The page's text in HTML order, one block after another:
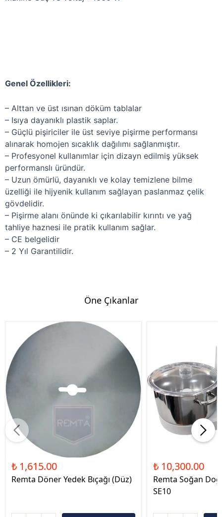
Genel Özellikleri:
– Alttan ve üst ısınan döküm tablalar
– Isıya dayanıklı plastik saplar.
– Güçlü pişiriciler ile üst seviye pişirme performansı
alınarak homojen sıcaklık dağılımı sağlanmıştır.
– Profesyonel kullanımlar için dizayn edilmiş yüksek
performanslı üründür.
– Uzun ömürlü, dayanıklı ve kolay temizlene bilme
üzelliği ile hijyenik kullanım sağlayan paslanmaz çelik
gövdelidir.
– Pişirme alanı önünde ki çıkarılabilir kırıntı ve yağ
tahliye haznesi ile pratik kullanım sağlar.
– CE belgelidir
– 2 Yıl Garantilidir.
Öne Çıkanlar
₺ 1,615.00
Remta Döner Yedek Bıçağı (Düz)
₺ 10,300.00
Remta Soğan
SE10